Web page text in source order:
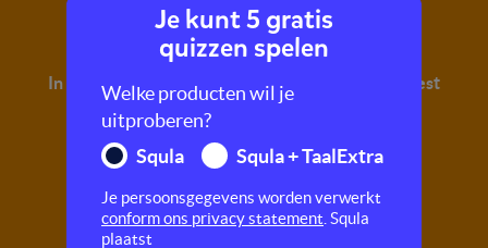
De uitvinding van de toekomst
In deze quiz oefen je met begrijpend lezen. Je leest
een tekst en maakt hier vragen over.
Je kunt 5 gratis
quizzen spelen
Welke producten wil je
uitproberen?
Squla
Squla + TaalExtra
Je persoonsgegevens worden verwerkt
conform ons privacy statement . Squla
plaatst